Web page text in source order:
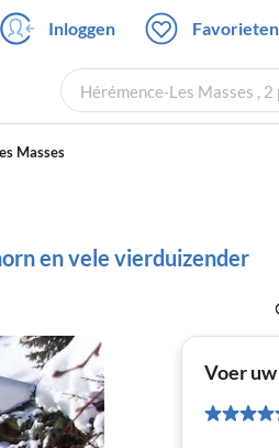
Inloggen Favorieten
Hérémence-Les Masses ,
Masses
en vele vierduizender
Voer